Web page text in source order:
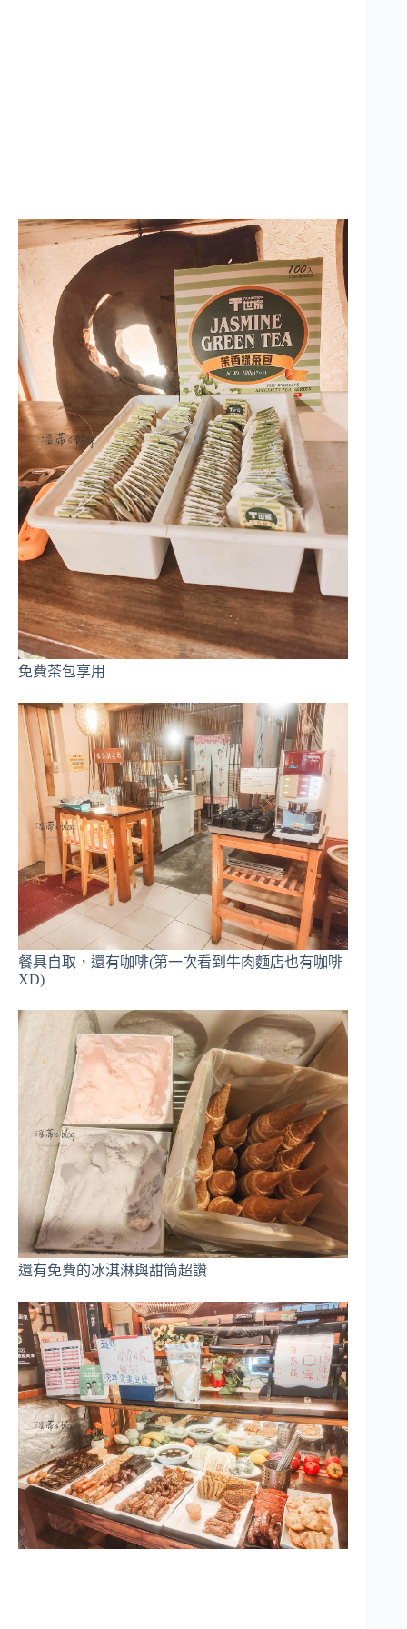
免費茶包享用
餐具自取，還有咖啡(第一次看到牛肉麵店也有咖啡
XD)
還有免費的冰淇淋與甜筒超讚